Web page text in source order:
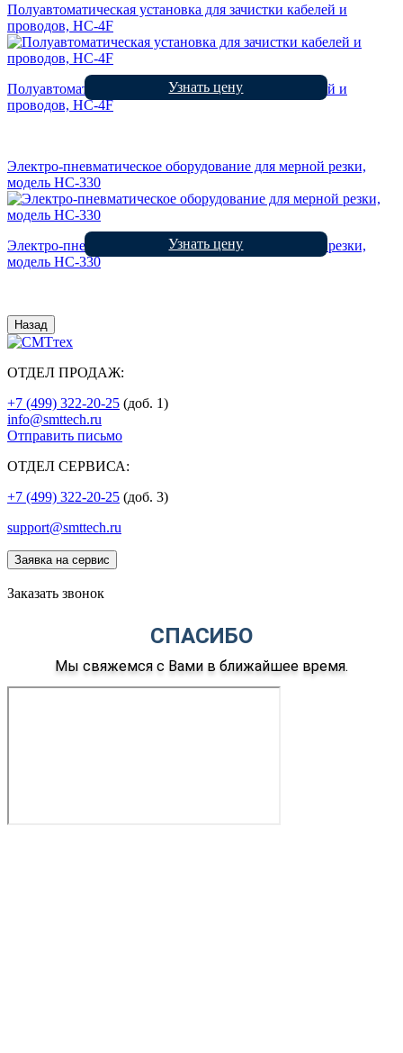
Полуавтоматическая установка для зачистки кабелей и
проводов, HC-4F
Полуавтоматическая установка для зачистки кабелей и
проводов, HC-4F
Узнать цену
Электро-пневматическое оборудование для мерной резки,
модель HC-330
Электро-пневматическое оборудование для мерной резки,
модель HC-330
Узнать цену
Назад
ОТДЕЛ ПРОДАЖ:
+7 (499) 322-20-25 (доб. 1)
info@smttech.ru
Отправить письмо
ОТДЕЛ СЕРВИСА:
+7 (499) 322-20-25 (доб. 3)
support@smttech.ru
Заявка на сервис
Заказать звонок
СПАСИБО
Мы свяжемся с Вами в ближайшее время.